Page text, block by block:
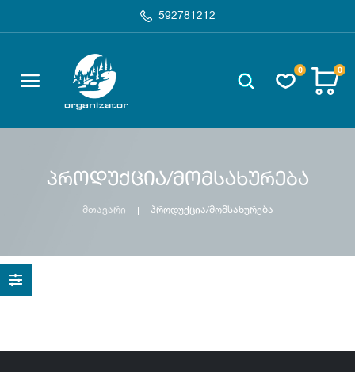
592781212
0 0
პროდუქცია/მომსახურება
მთავარი პროდუქცია/მომსახურება